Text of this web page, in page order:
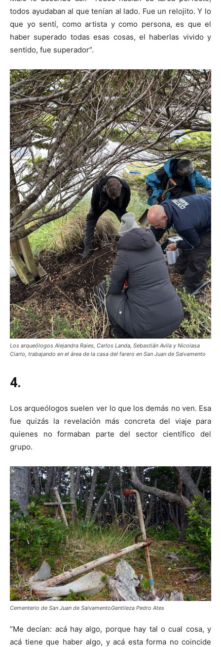
todos ayudaban al que tenían al lado. Fue un relojito. Y lo
que yo sentí, como artista y como persona, es que el
haber superado todas esas cosas, el haberlas vivido y
sentido, fue superador”.
Los arqueólogos Alejandra Raies, Carlos Landa, Sebastián Avila y Nicolasa
Ciarlo, trabajando en el área de la casa del farero en San Juan de Salvamento
4.
Los arqueólogos suelen ver lo que los demás no ven. Esa
fue quizás la revelación más concreta del viaje para
quienes no formaban parte del sector científico del
grupo.
Cementerio de San Juan de SalvamentoGentileza Pedro Ates
“Me decían: acá hay algo, porque hay tal o cual cosa, y
acá tiene que haber algo, y acá esta forma no coincide